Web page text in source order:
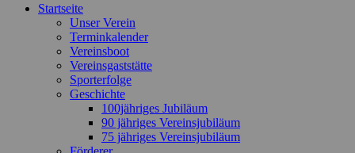
Startseite
Unser Verein
Terminkalender
Vereinsboot
Vereinsgaststätte
Sporterfolge
Geschichte
100jähriges Jubiläum
90 jähriges Vereinsjubiläum
75 jähriges Vereinsjubiläum